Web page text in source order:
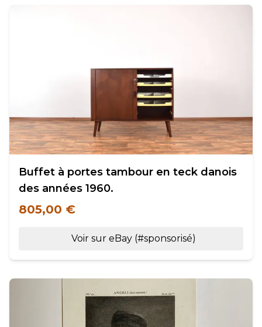
Buffet à portes tambour en teck danois
des années 1960.
805,00 €
Voir sur eBay (#sponsorisé)